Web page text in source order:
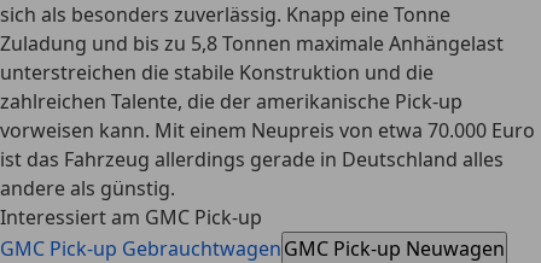
sich als besonders zuverlässig. Knapp eine Tonne
Zuladung und bis zu 5,8 Tonnen maximale Anhängelast
unterstreichen die stabile Konstruktion und die
zahlreichen Talente, die der amerikanische Pick-up
vorweisen kann. Mit einem Neupreis von etwa 70.000 Euro
ist das Fahrzeug allerdings gerade in Deutschland alles
andere als günstig.
Interessiert am GMC Pick-up
GMC Pick-up GebrauchtwagenGMC Pick-up Neuwagen